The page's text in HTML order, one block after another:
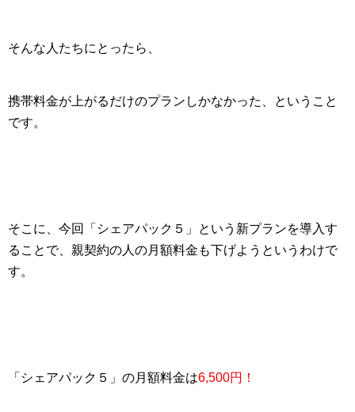
そんな人たちにとったら、
携帯料金が上がるだけのプランしかなかった、ということ
です。
そこに、今回「シェアパック５」という新プランを導入す
ることで、親契約の人の月額料金も下げようというわけで
す。
「シェアパック５」の月額料金は6,500円！